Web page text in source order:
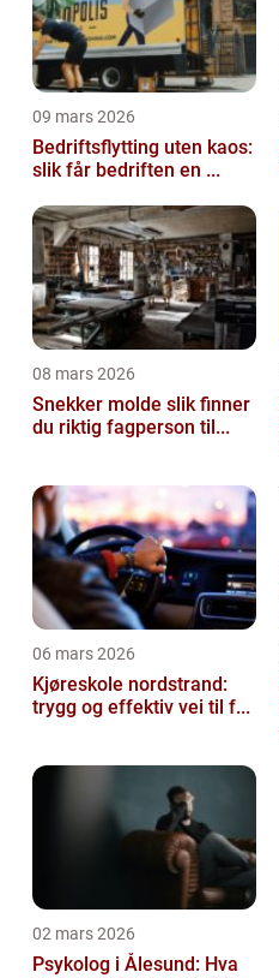
09 mars 2026
Bedriftsflytting uten kaos:
slik får bedriften en ...
08 mars 2026
Snekker molde slik finner
du riktig fagperson til...
06 mars 2026
Kjøreskole nordstrand:
trygg og effektiv vei til f...
02 mars 2026
Psykolog i Ålesund: Hva